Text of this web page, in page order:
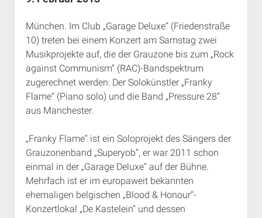
RSS-Feeds, Twitter & Facebook
Bibliothek
Kontakt & PGP-Key
München. Im Club „Garage Deluxe“ (Friedenstraße
10) treten bei einem Konzert am Samstag zwei
Musikprojekte auf, die der Grauzone bis zum „Rock
against Communism“ (RAC)-Bandspektrum
zugerechnet werden: Der Solokünstler „Franky
Flame“ (Piano solo) und die Band „Pressure 28“
aus Manchester.
„Franky Flame“ ist ein Soloprojekt des Sängers der
Grauzonenband „Superyob“, er war 2011 schon
einmal in der „Garage Deluxe“ auf der Bühne.
Mehrfach ist er im europaweit bekannten
ehemaligen belgischen „Blood & Honour“-
Konzertlokal „De Kastelein“ und dessen